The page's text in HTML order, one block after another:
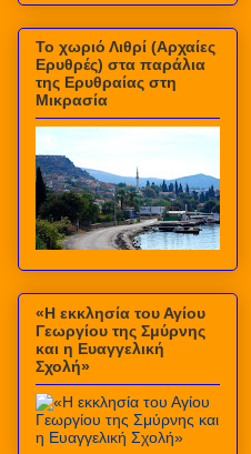
Το χωριό Λιθρί (Αρχαίες
Ερυθρές) στα παράλια
της Ερυθραίας στη
Μικρασία
«Η εκκλησία του Αγίου
Γεωργίου της Σμύρνης
και η Ευαγγελική
Σχολή»